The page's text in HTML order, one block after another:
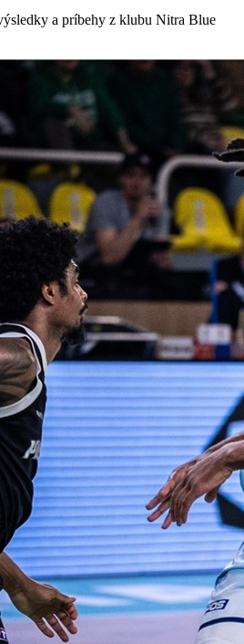
a príbehy z klubu Nitra Blue